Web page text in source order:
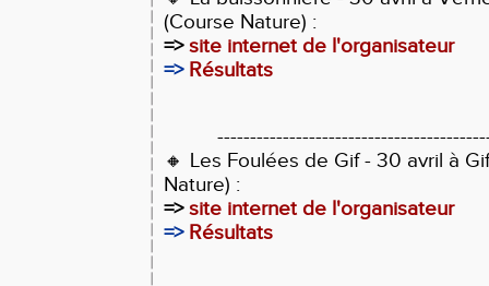
(Course Nature) :
=>site internet de l'organisateur
=> Résultats
🔸 Les Foulées de Gif - 30 avril à
Nature) :
=>site internet de l'organisateur
=> Résultats